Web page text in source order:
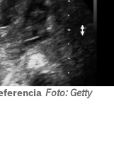
Foto: Getty